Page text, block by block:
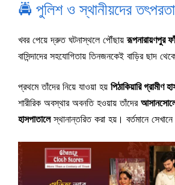
🚔 পুলিশ ও স্থানীয়দের
খবর পেয়ে দ্রুত ঘটনাস্থলে পৌঁছায়রূপনারায়ণপুর
বাসিন্দাদের সহযোগিতায় তিনজনকেই বাড়ির ছাদ
প্রথমে তাঁদের নিয়ে যাওয়া হয় পিঠাকিয়ারি গ্রামীণ
শারীরিক অবস্থার অবনতি হওয়ায় তাঁদের
হাসপাতালেস্থানান্তরিত করা হয়। বর্তমানে